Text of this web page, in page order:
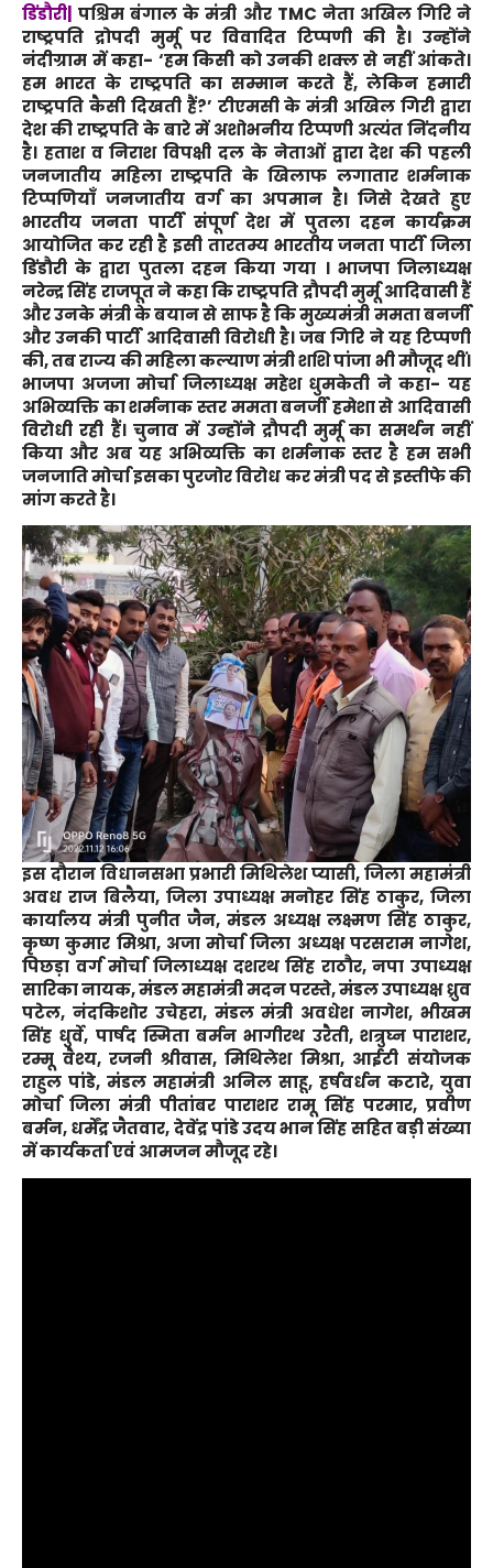
डिंडौरी| पश्चिम बंगाल के मंत्री और TMC नेता अखिल गिरि ने
राष्ट्रपति द्रोपदी मुर्मू पर विवादित टिप्पणी की है। उन्होंने
नंदीग्राम में कहा- ‘हम किसी को उनकी शक्ल से नहीं आंकते।
हम भारत के राष्ट्रपति का सम्मान करते हैं, लेकिन हमारी
राष्ट्रपति कैसी दिखती हैं?’ टीएमसी के मंत्री अखिल गिरी द्वारा
देश की राष्ट्रपति के बारे में अशोभनीय टिप्पणी अत्यंत निंदनीय
है। हताश व निराश विपक्षी दल के नेताओं द्वारा देश की पहली
जनजातीय महिला राष्ट्रपति के खिलाफ लगातार शर्मनाक
टिप्पणियाँ जनजातीय वर्ग का अपमान है। जिसे देखते हुए
भारतीय जनता पार्टी संपूर्ण देश में पुतला दहन कार्यक्रम
आयोजित कर रही है इसी तारतम्य भारतीय जनता पार्टी जिला
डिंडौरी के द्वारा पुतला दहन किया गया । भाजपा जिलाध्यक्ष
नरेन्द्र सिंह राजपूत ने कहा कि राष्ट्रपति द्रौपदी मुर्मू आदिवासी हैं
और उनके मंत्री के बयान से साफ है कि मुख्यमंत्री ममता बनर्जी
और उनकी पार्टी आदिवासी विरोधी है। जब गिरि ने यह टिप्पणी
की, तब राज्य की महिला कल्याण मंत्री शशि पांजा भी मौजूद थीं।
भाजपा अजजा मोर्चा जिलाध्यक्ष महेश धुमकेती ने कहा- यह
अभिव्यक्ति का शर्मनाक स्तर ममता बनर्जी हमेशा से आदिवासी
विरोधी रही हैं। चुनाव में उन्होंने द्रौपदी मुर्मू का समर्थन नहीं
किया और अब यह अभिव्यक्ति का शर्मनाक स्तर है हम सभी
जनजाति मोर्चा इसका पुरजोर विरोध कर मंत्री पद से इस्तीफे की
मांग करते है।
इस दौरान विधानसभा प्रभारी मिथिलेश प्यासी, जिला महामंत्री
अवध राज बिलैया, जिला उपाध्यक्ष मनोहर सिंह ठाकुर, जिला
कार्यालय मंत्री पुनीत जैन, मंडल अध्यक्ष लक्ष्मण सिंह ठाकुर,
कृष्ण कुमार मिश्रा, अजा मोर्चा जिला अध्यक्ष परसराम नागेश,
पिछड़ा वर्ग मोर्चा जिलाध्यक्ष दशरथ सिंह राठौर, नपा उपाध्यक्ष
सारिका नायक, मंडल महामंत्री मदन परस्ते, मंडल उपाध्यक्ष ध्रुव
पटेल, नंदकिशोर उचेहरा, मंडल मंत्री अवधेश नागेश, भीखम
सिंह धुर्वे, पार्षद स्मिता बर्मन भागीरथ उरैती, शत्रुघ्न पाराशर,
रम्मू वैश्य, रजनी श्रीवास, मिथिलेश मिश्रा, आईटी संयोजक
राहुल पांडे, मंडल महामंत्री अनिल साहू, हर्षवर्धन कटारे, युवा
मोर्चा जिला मंत्री पीतांबर पाराशर रामू सिंह परमार, प्रवीण
बर्मन, धर्मेंद्र जैतवार, देवेंद्र पांडे उदय भान सिंह सहित बड़ी संख्या
में कार्यकर्ता एवं आमजन मौजूद रहे।